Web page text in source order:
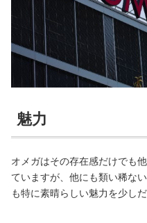
魅力
オメガはその存在感だけでも
ていますが、他にも類い稀な
も特に素晴らしい魅力を少し